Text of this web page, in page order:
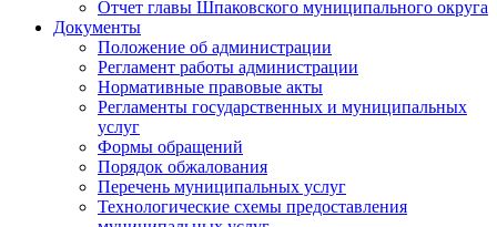
Отчет главы Шпаковского муниципального округа
Документы
Положение об администрации
Регламент работы администрации
Нормативные правовые акты
Регламенты государственных и муниципальных
услуг
Формы обращений
Порядок обжалования
Перечень муниципальных услуг
Технологические схемы предоставления